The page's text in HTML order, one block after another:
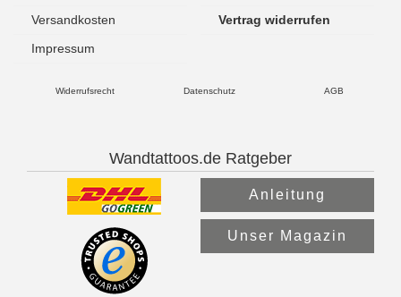
Versandkosten
Vertrag widerrufen
Impressum
Widerrufsrecht Datenschutz AGB
Wandtattoos.de Ratgeber
Anleitung
Unser Magazin